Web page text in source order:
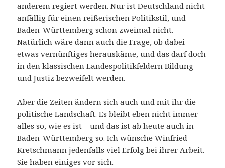
anderem regiert werden. Nur ist Deutschland nicht
anfällig für einen reißerischen Politikstil, und
Baden-Württemberg schon zweimal nicht.
Natürlich wäre dann auch die Frage, ob dabei
etwas vernünftiges herauskäme, und das darf doch
in den klassischen Landespolitikfeldern Bildung
und Justiz bezweifelt werden.
Aber die Zeiten ändern sich auch und mit ihr die
politische Landschaft. Es bleibt eben nicht immer
alles so, wie es ist – und das ist ab heute auch in
Baden-Württemberg so. Ich wünsche Winfried
Kretschmann jedenfalls viel Erfolg bei ihrer Arbeit.
Sie haben einiges vor sich.